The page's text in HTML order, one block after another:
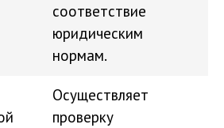
соответствие
юридическим
нормам.
Осуществляет
проверку